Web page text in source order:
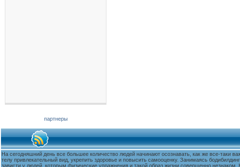
партнеры
На сегодняшний день все большее количество людей начинают осознавать, как же все-таки
телу привлекательный вид, укрепить здоровье и повысить самооценку. Занимаясь
зависти у людей, которым физические упражнения и такой образ жизни совершенно